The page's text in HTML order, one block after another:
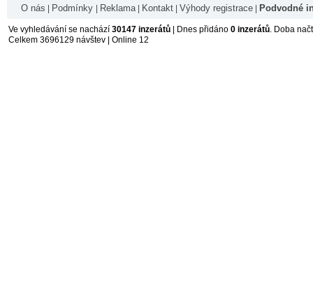
O nás Podmínky Reklama| Kontakt Výhody registrace Podvodné
Ve vyhledávání se nachází 30147 inzerátů | Dnes přidáno 0 inzerátů. Doba
Celkem 3696129 návštev | Online 12